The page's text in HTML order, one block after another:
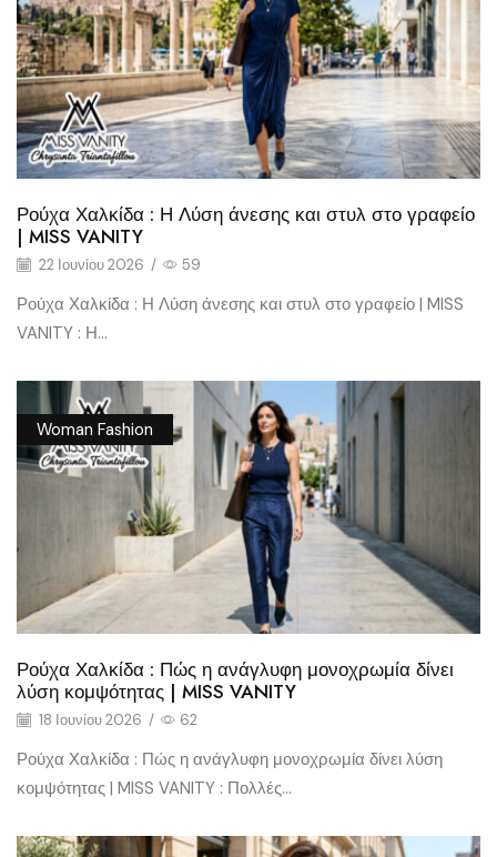
Ρούχα Χαλκίδα : Η Λύση άνεσης και στυλ στο γραφείο
| MISS VANITY
22 Ιουνίου 2026 / 59
Ρούχα Χαλκίδα : Η Λύση άνεσης και στυλ στο γραφείο | MISS
VANITY : Η...
Woman Fashion
Ρούχα Χαλκίδα : Πώς η ανάγλυφη μονοχρωμία δίνει
λύση κομψότητας | MISS VANITY
18 Ιουνίου 2026 / 62
Ρούχα Χαλκίδα : Πώς η ανάγλυφη μονοχρωμία δίνει λύση
κομψότητας | MISS VANITY : Πολλές...